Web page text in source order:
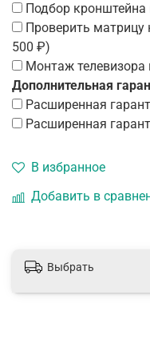
В избранное
Добавить в
Дополнительная
Расширенная
Расширенная
Подбор кронштейна
Проверить матрицу
500 ₽)
Монтаж телевизора
Выбрать